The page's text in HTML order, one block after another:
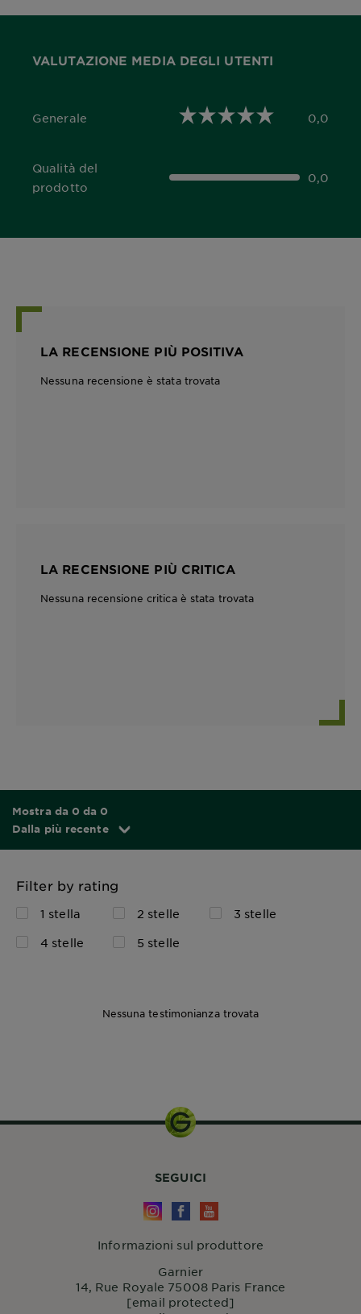
VALUTAZIONE MEDIA DEGLI UTENTI
Generale
0,0 out of 5 stars 0,0
Qualità del
prodotto
0,0 out of 5 stars 0,0
LA RECENSIONE PIÙ POSITIVA
Nessuna recensione è stata trovata
LA RECENSIONE PIÙ CRITICA
Nessuna recensione critica è stata trovata
Mostra da 0 da 0
Dalla più recente
Filter by rating
1 stella 2 stelle
3 stelle
4 stelle
5 stelle
Nessuna testimonianza trovata
SEGUICI
Informazioni sul produttore
Garnier
14, Rue Royale 75008 Paris France
[email protected]